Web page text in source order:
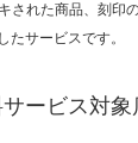
れた商品、刻印
サービスです。
ービス対象